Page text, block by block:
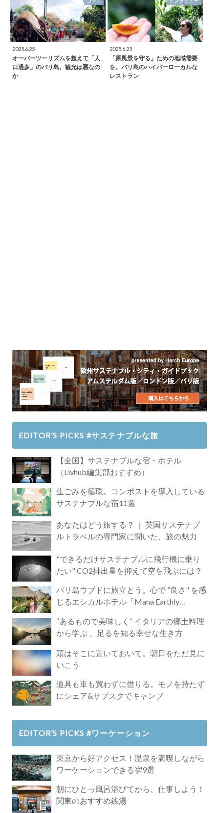
2025.6.25
オーバーツーリズムを超えて「人
口過多」のバリ島。観光は悪なの
か
2025.6.25
「原風景を守る」ための地域需要
を。バリ島のハイパーローカルな
レストラン
EDITOR’S PICKS #サステナブルな旅
【全国】サステナブルな宿・ホテル
（Livhub編集部おすすめ）
生ごみを循環。コンポストを導入している
サステナブルな宿11選
あなたはどう旅する？ ｜ 英国サステナブ
ルトラベルの専門家に聞いた、旅の魅力
"できるだけサステナブルに飛行機に乗り
たい" CO2排出量を抑えて空を飛ぶには？
バリ島ウブドに旅立とう。心で ”良さ" を感
じるエシカルホテル「Mana Earthly
“あるもので美味しく” イタリアの郷土料理
から学ぶ 、足るを知る幸せな生き方
頭はそこに置いておいて。朝日をただ見に
いこう
道具も車も買わずに借りる。モノを持たず
にシェア&サブスクでキャンプ
EDITOR’S PICKS #ワーケーション
東京から好アクセス！温泉を満喫しながら
ワーケーションできる宿9選
朝にひとっ風呂浴びてから、仕事しよう！
関東のおすすめ銭湯